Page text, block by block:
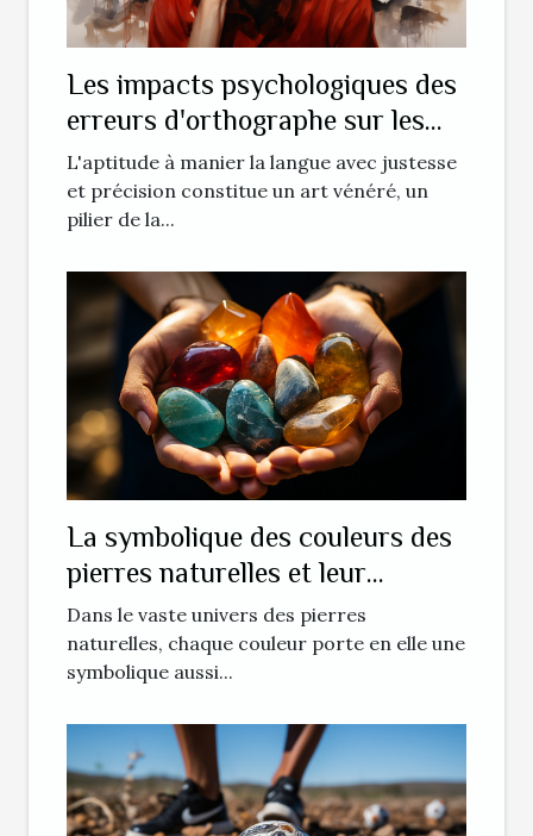
Les impacts psychologiques des
erreurs d'orthographe sur les
lecteurs
L'aptitude à manier la langue avec justesse
et précision constitue un art vénéré, un
pilier de la...
La symbolique des couleurs des
pierres naturelles et leur
influence sur la confiance en soi
Dans le vaste univers des pierres
naturelles, chaque couleur porte en elle une
symbolique aussi...